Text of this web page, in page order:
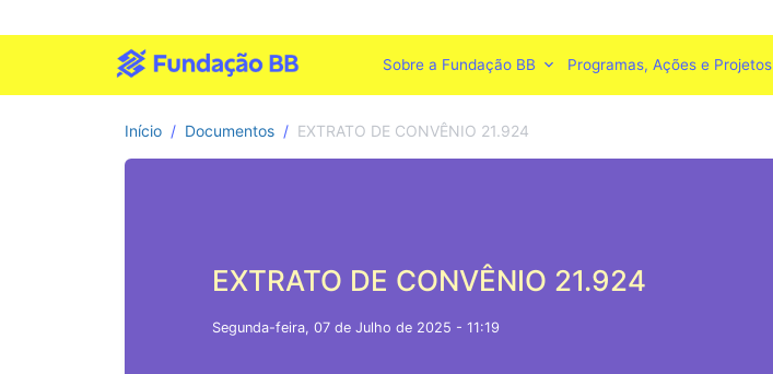
Sobre a Fundação BB Programas, Ações e Projetos
Início Documentos EXTRATO DE CONVÊNIO 21.924
EXTRATO DE CONVÊNIO 21.924
Segunda-feira, 07 de Julho de 2025 - 11:19